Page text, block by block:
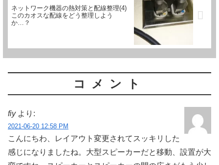
ネットワーク機器の熱対策と配線整理(4)
このカオスな配線をどう整理しよう
か…？
コメント
fiy より:
2021-06-20 12:58 PM
こんにちわ、レイアウト変更されてスッキリした
感じになりましたね。大型スピーカーだと移動、設置が大